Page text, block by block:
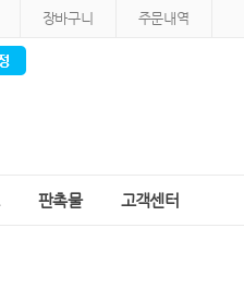
장바구니 주문내역
판촉물 고객센터